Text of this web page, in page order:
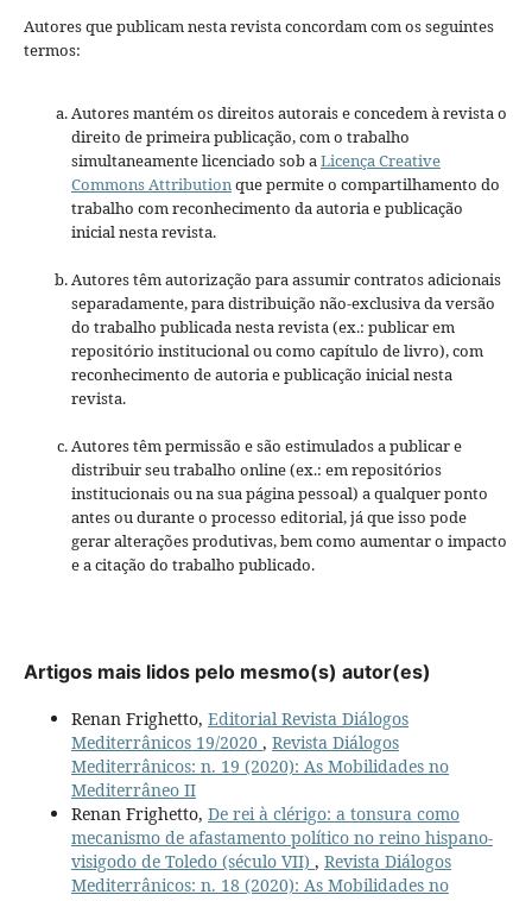
Autores que publicam nesta revista concordam com os seguintes
termos:
Autores mantém os direitos autorais e concedem à revista o
direito de primeira publicação, com o trabalho
simultaneamente licenciado sob aLicença Creative
Commons Attributionque permite o compartilhamento do
trabalho com reconhecimento da autoria e publicação
inicial nesta revista.
Autores têm autorização para assumir contratos adicionais
separadamente, para distribuição não-exclusiva da versão
do trabalho publicada nesta revista (ex.: publicar em
repositório institucional ou como capítulo de livro), com
reconhecimento de autoria e publicação inicial nesta
revista.
Autores têm permissão e são estimulados a publicar e
distribuir seu trabalho online (ex.: em repositórios
institucionais ou na sua página pessoal) a qualquer ponto
antes ou durante o processo editorial, já que isso pode
gerar alterações produtivas, bem como aumentar o impacto
e a citação do trabalho publicado.
Artigos mais lidos pelo mesmo(s) autor(es)
Renan Frighetto, Editorial Revista Diálogos
Mediterrânicos 19/2020 , Revista Diálogos
Mediterrânicos: n. 19 (2020): As Mobilidades no
Mediterrâneo II
Renan Frighetto, De rei à clérigo: a tonsura como
mecanismo de afastamento político no reino hispano-
visigodo de Toledo (século VII) , Revista Diálogos
Mediterrânicos: n. 18 (2020): As Mobilidades no